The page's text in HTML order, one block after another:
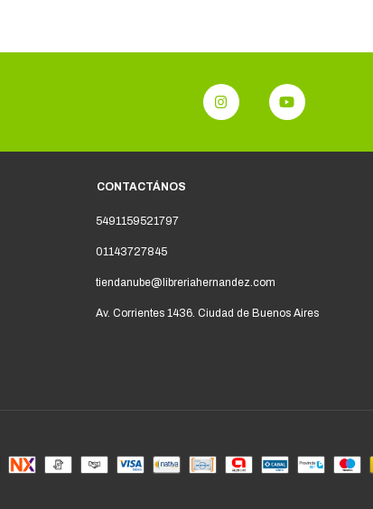
CONTACTÁNOS
5491159521797
01143727845
tiendanube@libreriahernandez.com
Av. Corrientes 1436. Ciudad de Buenos Aires